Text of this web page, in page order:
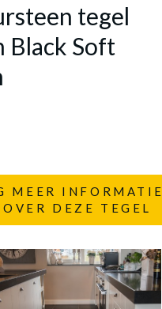
tegel
Black Soft
MEER INFORMATIE
DEZE TEGEL